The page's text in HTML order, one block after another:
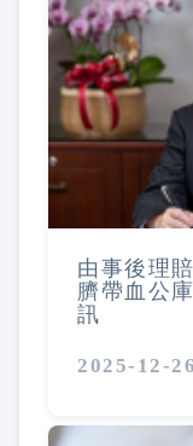
由事後理
臍帶血公
訊
2025-12-